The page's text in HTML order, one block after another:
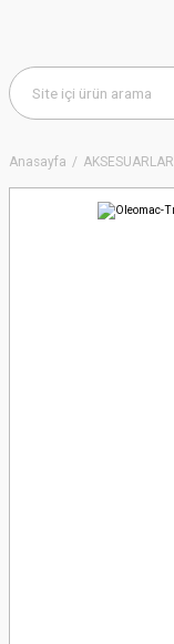
Anasayfa AKSESUARLAR